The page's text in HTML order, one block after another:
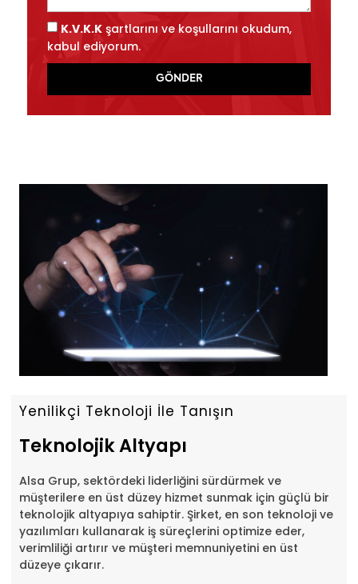
K.V.K.K şartlarını ve koşullarını okudum,
kabul ediyorum.
GÖNDER
Yenilikçi Teknoloji İle Tanışın
Teknolojik Altyapı
Alsa Grup, sektördeki liderliğini sürdürmek ve
müşterilere en üst düzey hizmet sunmak için güçlü bir
teknolojik altyapıya sahiptir. Şirket, en son teknoloji ve
yazılımları kullanarak iş süreçlerini optimize eder,
verimliliği artırır ve müşteri memnuniyetini en üst
düzeye çıkarır.